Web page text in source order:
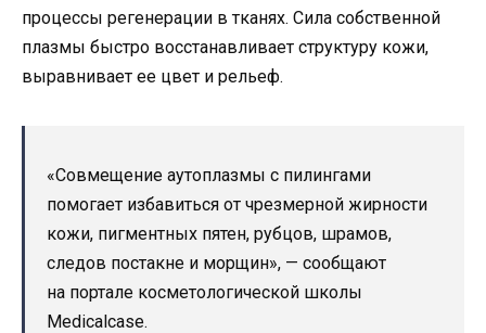
процессы регенерации в тканях. Сила собственной
плазмы быстро восстанавливает структуру кожи,
выравнивает ее цвет и рельеф.
«Совмещение аутоплазмы с пилингами
помогает избавиться от чрезмерной жирности
кожи, пигментных пятен, рубцов, шрамов,
следов постакне и морщин», — сообщают
на портале косметологической школы
Medicalcase.